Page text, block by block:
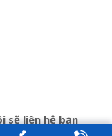
sẽ liên hệ bạn